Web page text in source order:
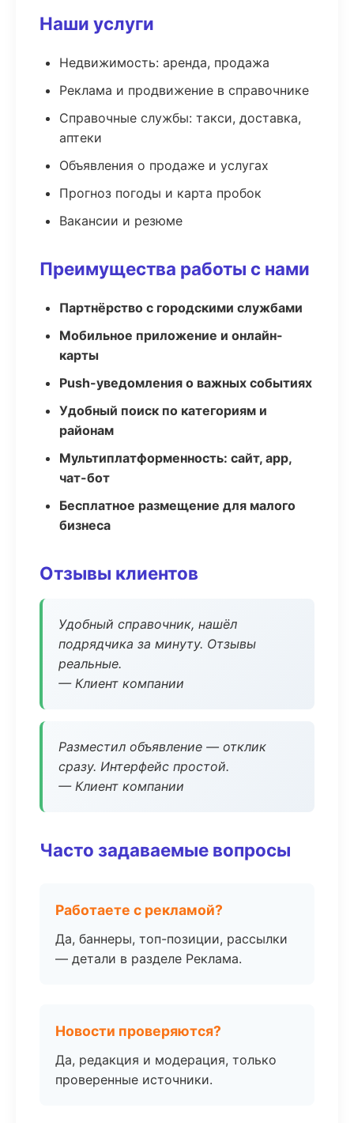
Наши услуги
Недвижимость: аренда, продажа
Реклама и продвижение в справочнике
Справочные службы: такси, доставка,
аптеки
Объявления о продаже и услугах
Прогноз погоды и карта пробок
Вакансии и резюме
Преимущества работы с нами
Партнёрство с городскими службами
Мобильное приложение и онлайн-
карты
Push-уведомления о важных событиях
Удобный поиск по категориям и
районам
Мультиплатформенность: сайт, app,
чат-бот
Бесплатное размещение для малого
бизнеса
Отзывы клиентов
Удобный справочник, нашёл
подрядчика за минуту. Отзывы
реальные.
— Клиент компании
Разместил объявление — отклик
сразу. Интерфейс простой.
— Клиент компании
Часто задаваемые вопросы
Работаете с рекламой?
Да, баннеры, топ-позиции, рассылки
— детали в разделе Реклама.
Новости проверяются?
Да, редакция и модерация, только
проверенные источники.